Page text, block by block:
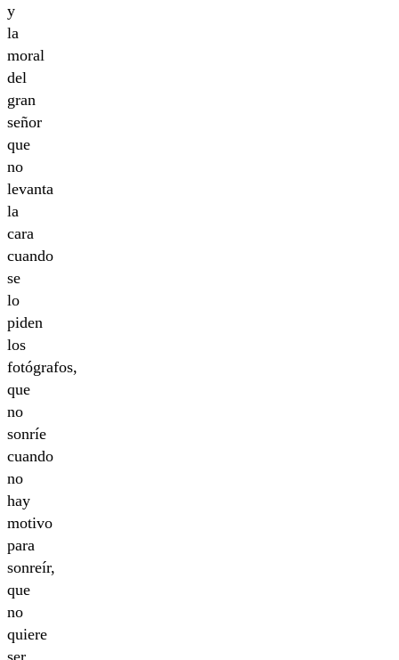
y
la
moral
del
gran
señor
que
no
levanta
la
cara
cuando
se
lo
piden
los
fotógrafos,
que
no
sonríe
cuando
no
hay
motivo
para
sonreír,
que
no
quiere
ser